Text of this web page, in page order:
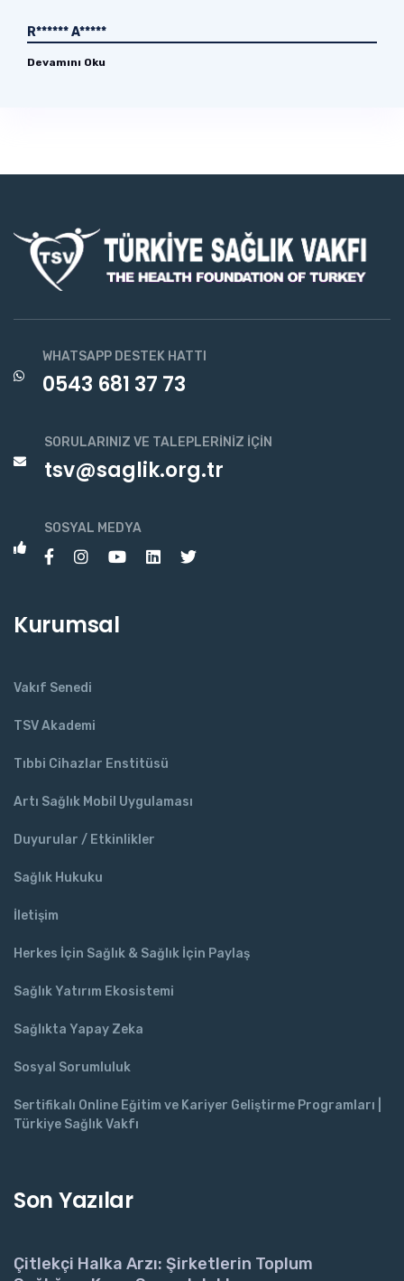
R****** A*****
Devamını Oku
WHATSAPP DESTEK HATTI
0543 681 37 73
SORULARINIZ VE TALEPLERINIZ İÇIN
tsv@saglik.org.tr
SOSYAL MEDYA
Kurumsal
Vakıf Senedi
TSV Akademi
Tıbbi Cihazlar Enstitüsü
Artı Sağlık Mobil Uygulaması
Duyurular / Etkinlikler
Sağlık Hukuku
İletişim
Herkes İçin Sağlık & Sağlık İçin Paylaş
Sağlık Yatırım Ekosistemi
Sağlıkta Yapay Zeka
Sosyal Sorumluluk
Sertifikalı Online Eğitim ve Kariyer Geliştirme Programları |
Türkiye Sağlık Vakfı
Son Yazılar
Çitlekçi Halka Arzı: Şirketlerin Toplum